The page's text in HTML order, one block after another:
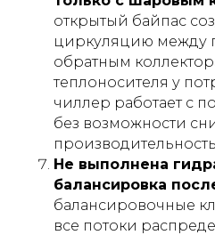
открытый байпас
циркуляцию между
обратным
теплоносителя у
чиллер работает с
без возможности
Не выполнена
балансировка
балансировочные
все потоки